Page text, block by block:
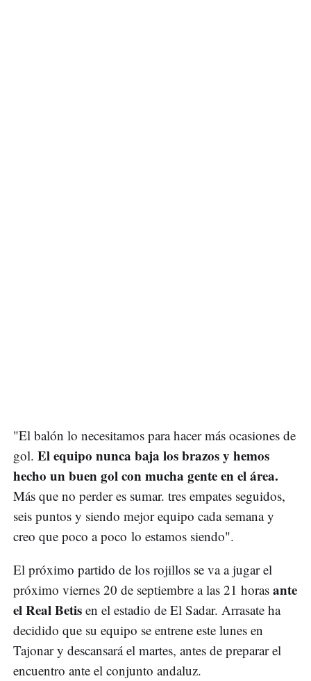
"El balón lo necesitamos para hacer más ocasiones de
gol. El equipo nunca baja los brazos y hemos
hecho un buen gol con mucha gente en el área.
Más que no perder es sumar. tres empates seguidos,
seis puntos y siendo mejor equipo cada semana y
creo que poco a poco lo estamos siendo".
El próximo partido de los rojillos se va a jugar el
próximo viernes 20 de septiembre a las 21 horas ante
el Real Betis en el estadio de El Sadar. Arrasate ha
decidido que su equipo se entrene este lunes en
Tajonar y descansará el martes, antes de preparar el
encuentro ante el conjunto andaluz.